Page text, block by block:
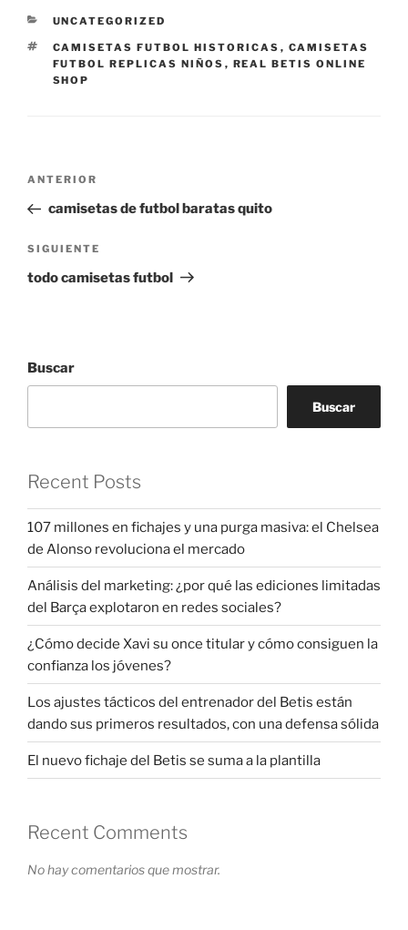
CATEGORÍAS
UNCATEGORIZED
ETIQUETAS
CAMISETAS FUTBOL HISTORICAS , CAMISETAS
FUTBOL REPLICAS NIÑOS , REAL BETIS ONLINE
SHOP
Navegación
entradas
Entrada
anterior:
ANTERIOR
camisetas de futbol baratas quito
Siguiente
entrada
SIGUIENTE
todo camisetas futbol
Buscar
Buscar
Recent Posts
107 millones en fichajes y una purga masiva: el Chelsea
de Alonso revoluciona el mercado
Análisis del marketing: ¿por qué las ediciones limitadas
del Barça explotaron en redes sociales?
¿Cómo decide Xavi su once titular y cómo consiguen la
confianza los jóvenes?
Los ajustes tácticos del entrenador del Betis están
dando sus primeros resultados, con una defensa sólida
El nuevo fichaje del Betis se suma a la plantilla
Recent Comments
No hay comentarios que mostrar.